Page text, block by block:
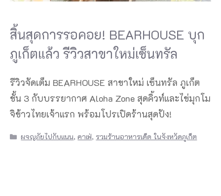
สิ้นสุดการรอคอย! BEARHOUSE บุก
ภูเก็ตแล้ว รีวิวสาขาใหม่เซ็นทรัล
รีวิวจัดเต็ม BEARHOUSE สาขาใหม่ เซ็นทรัล ภูเก็ต
ชั้น 3 กับบรรยากาศ Aloha Zone สุดคิ้วท์และไข่มุกโม
จิข้าวไทยเจ้าแรก พร้อมโปรเปิดร้านสุดปัง!
Categories
ผจญภัยไปกับแนน,คาเฟ่, รวมร้านอาหารเด็ด ในจังหวัดภูเก็ต